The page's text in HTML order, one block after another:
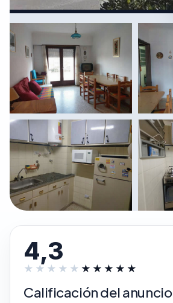
4,3
Calificación del anuncio